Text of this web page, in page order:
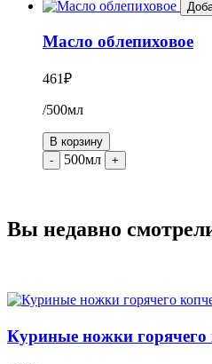
Масло облепиховое
461₽
/500мл
В корзину
-
500мл +
Вы недавно
Куриные ножки горячего